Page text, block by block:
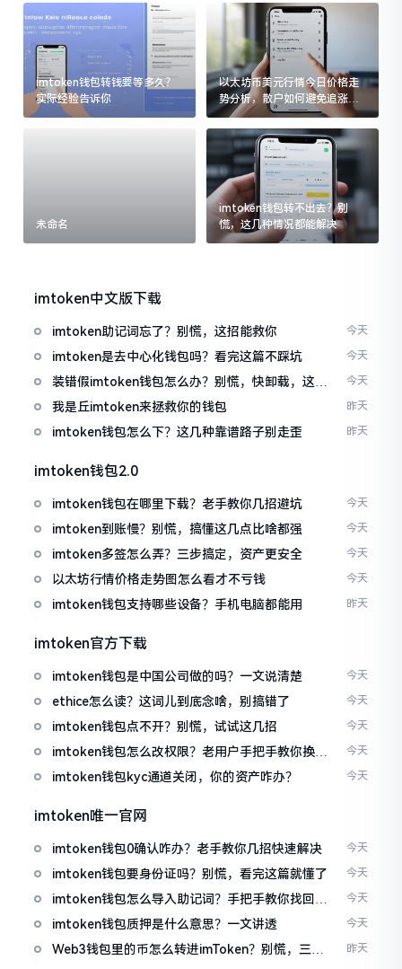
imtoken钱包转钱要等多久？
实际经验告诉你
以太坊币美元行情今日价格走
势分析，散户如何避免追涨杀
跌被套牢
未命名
imtoken钱包转不出去？别
慌，这几种情况都能解决
imtoken中文版下载
imtoken助记词忘了？别慌，这招能救你 今天
imtoken是去中心化钱包吗？看完这篇不踩坑 今天
装错假imtoken钱包怎么办？别慌，快卸载，这几
招能救急
今天
我是丘imtoken来拯救你的钱包 昨天
imtoken钱包怎么下？这几种靠谱路子别走歪 昨天
imtoken钱包2.0
imtoken钱包在哪里下载？老手教你几招避坑 今天
imtoken到账慢？别慌，搞懂这几点比啥都强 今天
imtoken多签怎么弄？三步搞定，资产更安全 今天
以太坊行情价格走势图怎么看才不亏钱 今天
imtoken钱包支持哪些设备？手机电脑都能用 昨天
imtoken官方下载
imtoken钱包是中国公司做的吗？一文说清楚 今天
ethice怎么读？这词儿到底念啥，别搞错了 今天
imtoken钱包点不开？别慌，试试这几招 今天
imtoken钱包怎么改权限？老用户手把手教你换主
人
今天
imtoken钱包kyc通道关闭，你的资产咋办？ 今天
imtoken唯一官网
imtoken钱包0确认咋办？老手教你几招快速解决 今天
imtoken钱包要身份证吗？别慌，看完这篇就懂了 今天
imtoken钱包怎么导入助记词？手把手教你找回资
产
今天
imtoken钱包质押是什么意思？一文讲透 今天
Web3钱包里的币怎么转进imToken？别慌，三步
昨天